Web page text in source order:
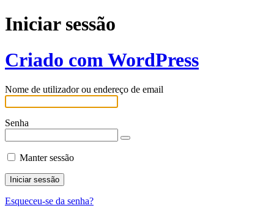
Iniciar sessão
Criado com WordPress
Nome de utilizador ou endereço de email
Senha
Manter sessão
Esqueceu-se da senha?